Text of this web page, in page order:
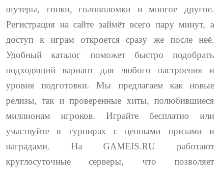
шутеры, гонки, головоломки и многое другое.
Регистрация на сайте займёт всего пару минут, а
доступ к играм откроется сразу же после неё.
Удобный каталог поможет быстро подобрать
подходящий вариант для любого настроения и
уровня подготовки. Мы предлагаем как новые
релизы, так и проверенные хиты, полюбившиеся
миллионам игроков. Играйте бесплатно или
участвуйте в турнирах с ценными призами и
наградами. На GAMEIS.RU работают
круглосуточные серверы, что позволяет